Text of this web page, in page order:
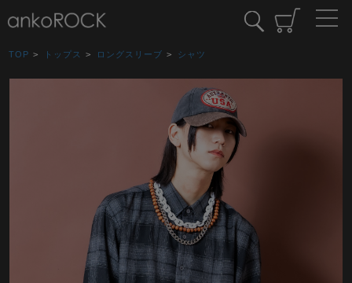
TOP > トップス > ロングスリーブ > シャツ